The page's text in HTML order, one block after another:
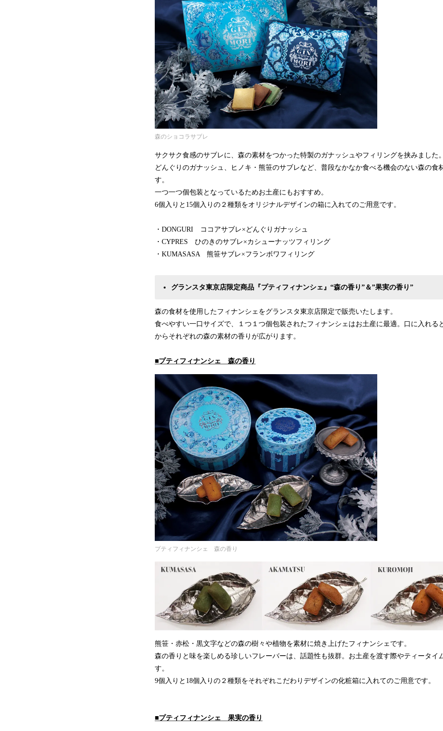
森のショコラサブレ
サクサク食感のサブレに、森の素材をつかった特製のガナッシュやフィリングを挟みました。
どんぐりのガナッシュ、ヒノキ・熊笹のサブレなど、普段なかなか食べる機会のない森の食
す。
一つ一つ個包装となっているためお土産にもおすすめ。
6個入りと15個入りの２種類をオリジナルデザインの箱に入れてのご用意です。
・DONGURI ココアサブレ×どんぐりガナッシュ
・CYPRES ひのきのサブレ×カシューナッツフィリング
・KUMASASA 熊笹サブレ×フランボワフィリング
グランスタ東京店限定商品『プティフィナンシェ』“森の香り”＆”果実の香り”
森の食材を使用したフィナンシェをグランスタ東京店限定で販売いたします。
食べやすい一口サイズで、１つ１つ個包装されたフィナンシェはお土産に最適。口に入れる
からそれぞれの森の素材の香りが広がります。
■プティフィナンシェ 森の香り
プティフィナンシェ 森の香り
熊笹・赤松・黒文字などの森の樹々や植物を素材に焼き上げたフィナンシェです。
森の香りと味を楽しめる珍しいフレーバーは、話題性も抜群。お土産を渡す際やティータイ
す。
9個入りと18個入りの２種類をそれぞれこだわりデザインの化粧箱に入れてのご用意です。
■プティフィナンシェ 果実の香り